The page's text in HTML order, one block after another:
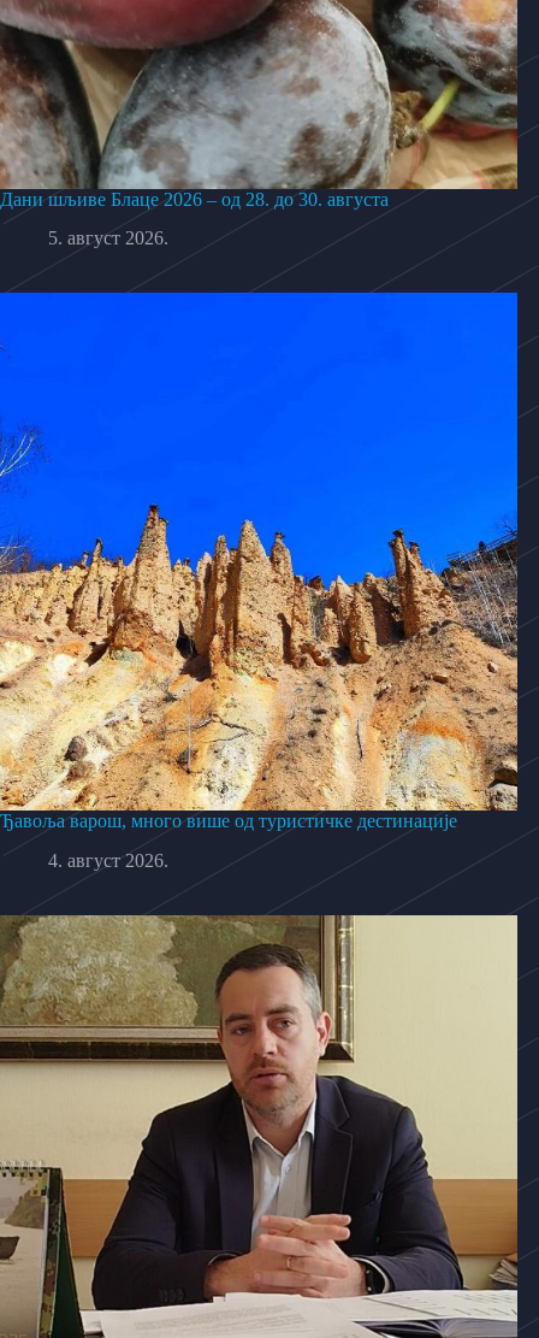
Дани шљиве Блаце 2026 – од 28. до 30. августа
5. август 2026.
Ђавоља варош, много више од туристичке дестинације
4. август 2026.